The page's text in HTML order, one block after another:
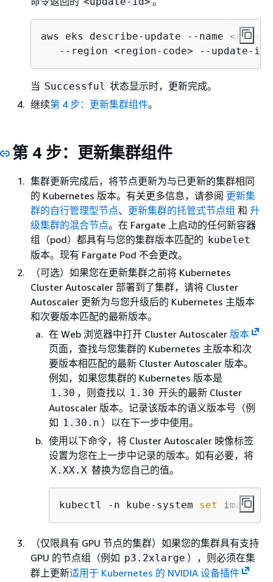
aws eks describe-update --name
--region <region-code> --update-id
当 Successful 状态显示时，更新完成。
继续第 4 步：更新集群组件。
第 4 步：更新集群组件
集群更新完成后，将节点更新为与已更新的集群相同
的 Kubernetes 版本。有关更多信息，请参阅 更新集
群的自行管理型节点、 更新集群的托管式节点组 和 升
级集群的混合节点。在 Fargate 上启动的任何新容器
组（pod）都具有与您的集群版本匹配的 kubelet
版本。现有 Fargate Pod 不会更改。
（可选）如果您在更新集群之前将 Kubernetes
Cluster Autoscaler 部署到了集群，请将 Cluster
Autoscaler 更新为与您升级后的 Kubernetes 主版本
和次要版本匹配的最新版本。
在 Web 浏览器中打开 Cluster Autoscaler 版本
页面，查找与您集群的 Kubernetes 主版本和次
要版本相匹配的最新 Cluster Autoscaler 版本。
例如，如果您集群的 Kubernetes 版本是
1.30 ，则查找以 1.30 开头的最新 Cluster
Autoscaler 版本。记录该版本的语义版本号（例
如 1.30.n ）以在下一步中使用。
使用以下命令，将 Cluster Autoscaler 映像标签
设置为您在上一步中记录的版本。如有必要，将
X.XX.X 替换为您自己的值。
kubectl -n kube-system set image
（仅限具有 GPU 节点的集群）如果您的集群具有支持
GPU 的节点组（例如 p3.2xlarge ），则必须在集
群上更新适用于 Kubernetes 的 NVIDIA 设备插件